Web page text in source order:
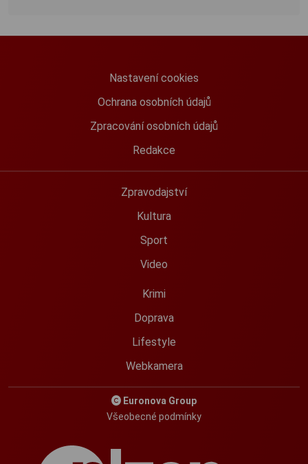
Nastavení cookies
Ochrana osobních údajů
Zpracování osobních údajů
Redakce
Zpravodajství
Kultura
Sport
Video
Krimi
Doprava
Lifestyle
Webkamera
Euronova Group
Všeobecné podmínky